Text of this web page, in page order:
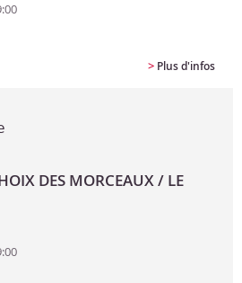
> Plus d'infos
DES MORCEAUX / LE